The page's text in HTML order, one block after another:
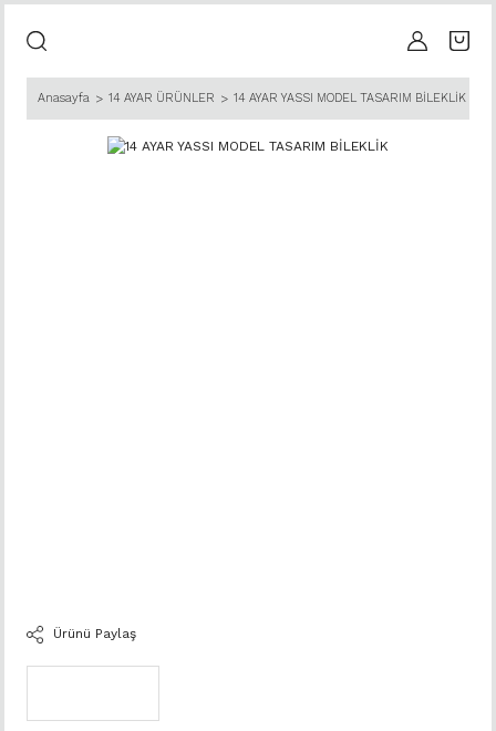
Anasayfa 14 AYAR ÜRÜNLER 14 AYAR YASSI MODEL TASARIM BİLEKLİK
Ürünü Paylaş